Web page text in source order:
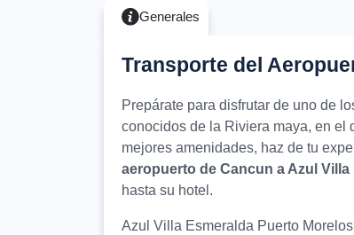
Generales
Transporte del
Prepárate para disfrutar de uno de
conocidos de la Riviera maya, en el
mejores amenidades, haz de tu
aeropuerto de Cancun a Azul
hasta su hotel.
Azul Villa Esmeralda Puerto